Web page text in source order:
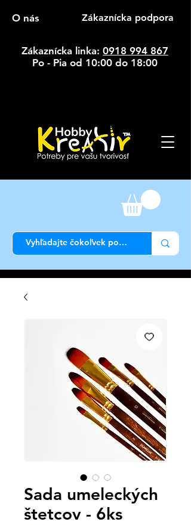
O nás Zákaznícka podpora
Zákaznícka linka: 0918 994 867
Po - Pia od 10:00 do 18:00
Sada umeleckých
štetcov - 6ks